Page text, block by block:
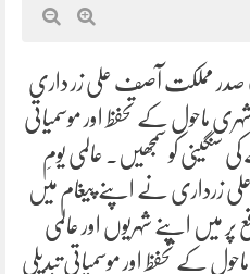
صدر مملکت آصف علی زر داری
ماحول کے تحفظ اور موسمیاتی
کو سمجھیں۔ عالمی یومِ
زرداری نے اپنے پیغام میں
پر میں اپنے شہریوں اور عالمی
کے تحفظ اور موسمیاتی تبدیلی